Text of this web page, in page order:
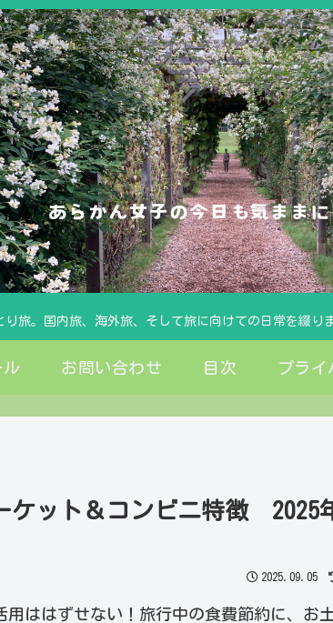
旅。国内旅、海外旅、そして旅に向けての日常を綴
ル お問い合わせ 目次 プライ
ケット＆コンビニ特徴 2025
2025.09.05
ははずせない！旅行中の食費節約に、お